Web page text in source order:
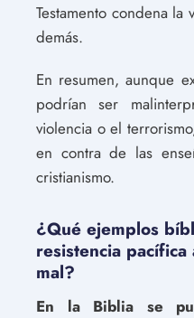
Testamento condena
demás.
En resumen, aunque
podrían ser
violencia o el
en contra de las
cristianismo.
¿Qué ejemplos
resistencia
mal?
En la Biblia se